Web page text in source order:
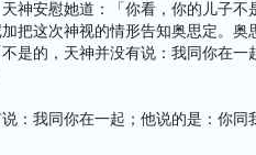
神安慰她道：「你看，你的儿子
把这次神视的情形告知奥思定。
是的，天神并没有说：我同你在
说：我同你在一起；他说的是：你同